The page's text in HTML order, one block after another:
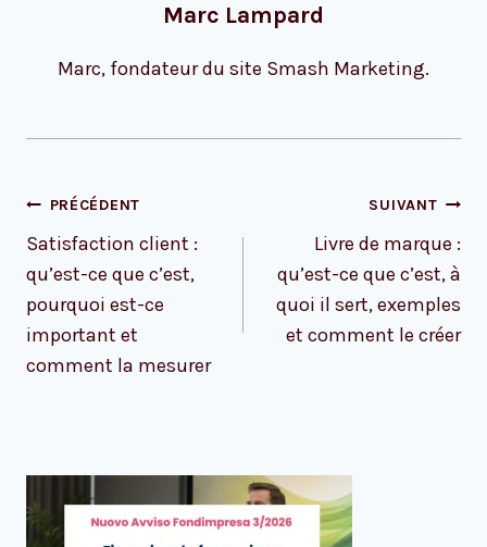
Marc Lampard
Marc, fondateur du site Smash Marketing.
Navigation
l’article
PRÉCÉDENT
Satisfaction client :
qu’est-ce que c’est,
pourquoi est-ce
important et
comment la mesurer
SUIVANT
Livre de marque :
qu’est-ce que c’est, à
quoi il sert, exemples
et comment le créer